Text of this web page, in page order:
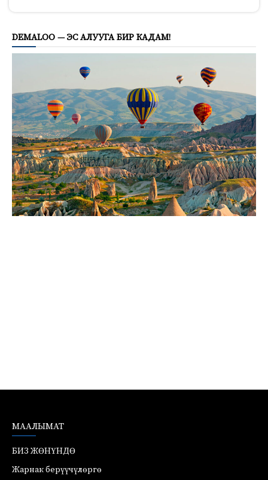
DEMALOO — ЭС АЛУУГА БИР КАДАМ!
МААЛЫМАТ
БИЗ ЖӨНҮНДӨ
Жарнак берүүчүлөргө